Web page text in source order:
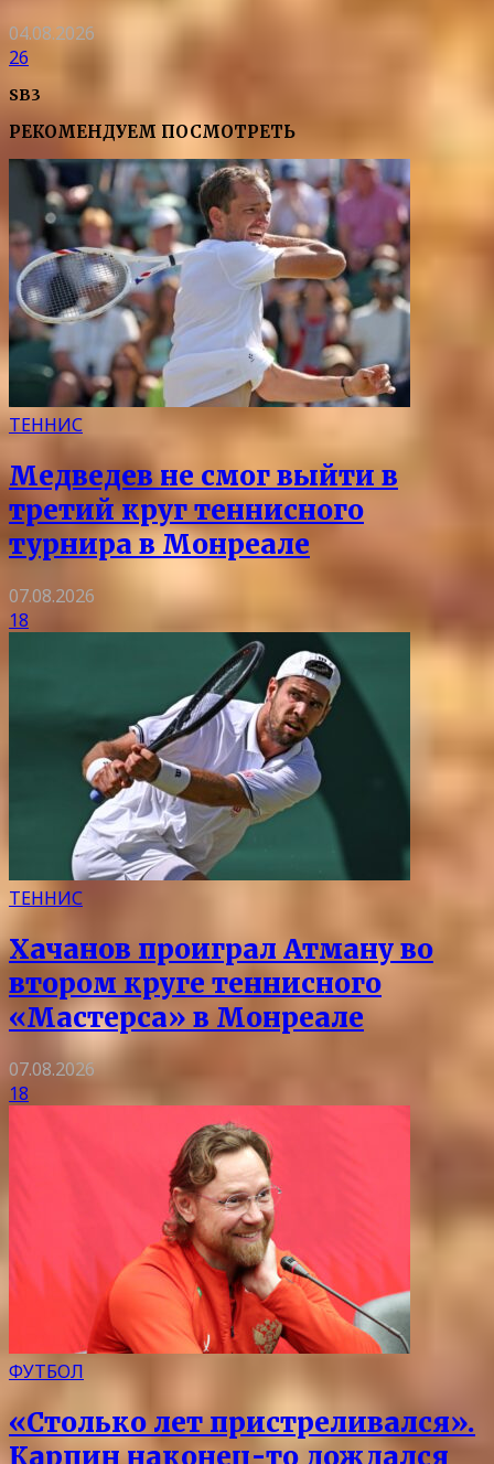
04.08.2026
26
SB3
РЕКОМЕНДУЕМ ПОСМОТРЕТЬ
ТЕННИС
Медведев не смог выйти в
третий круг теннисного
турнира в Монреале
07.08.2026
18
ТЕННИС
Хачанов проиграл Атману во
втором круге теннисного
«Мастерса» в Монреале
07.08.2026
18
ФУТБОЛ
«Столько лет пристреливался».
Карпин наконец-то дождался